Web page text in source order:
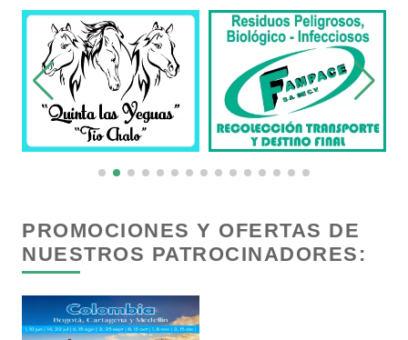
Carnicerías
Carpinterías
Centros Comerciales
Centros de Nutrición
Centros Turísticos
PROMOCIONES Y OFERTAS DE
NUESTROS PATROCINADORES: